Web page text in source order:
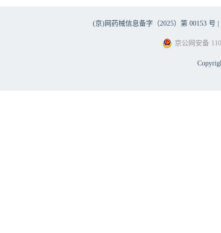
(京)网药械信息备字（2025）第 00153 号 |
京公网安备